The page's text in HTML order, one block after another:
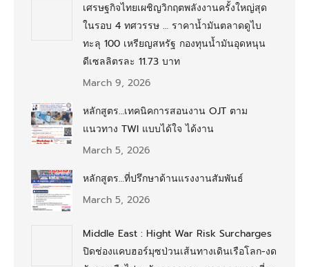
เศรษฐกิจไทยเผชิญวิกฤตพลังงานครั้งใหญ่สุด
ในรอบ 4 ทศวรรษ … ราคาน้ำมันตลาดดูไบ
ทะลุ 100 เหรียญสหรัฐ กองทุนน้ำมันอุดหนุน
ดีเซลลิตรละ 11.73 บาท
March 9, 2026
หลักสูตร…เทคนิคการสอนงาน OJT ตาม
แนวทาง TWI แบบได้ใจ ได้งาน
March 5, 2026
หลักสูตร…ที่ปรึกษาด้านแรงงานสัมพันธ์
March 5, 2026
Middle East : Hight War Risk Surcharges
ปิดช่องแคบฮอร์มุซป่วนเส้นทางเดินเรือโลก-งด